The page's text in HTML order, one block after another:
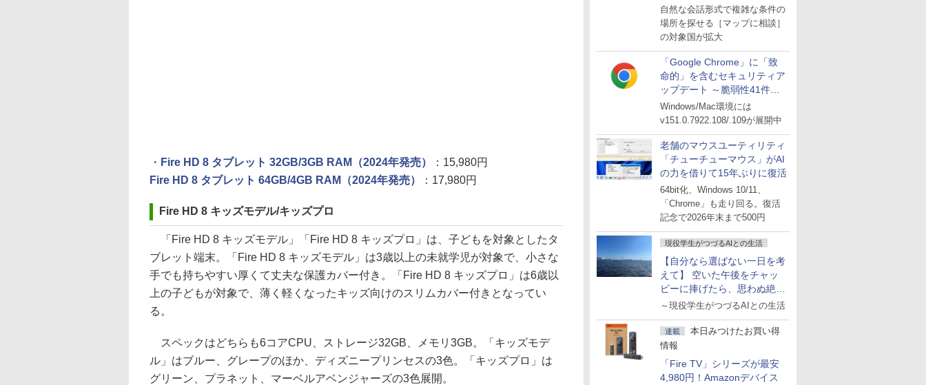
自然な会話形式で複雑な条件の
場所を探せる［マップに相談］
の対象国が拡大
「Google Chrome」に「致
命的」を含むセキュリティア
ップデート ～脆弱性41件に
対処
Windows/Mac環境には
v151.0.7922.108/.109が展開中
老舗のマウスユーティリティ
「チューチューマウス」がAI
の力を借りて15年ぶりに復活
64bit化、Windows 10/11、
「Chrome」も走り回る。復活
記念で2026年末まで500円
現役学生がつづるAIとの生活
【自分なら選ばない一日を考
えて】 空いた午後をチャッ
ピーに捧げたら、思わぬ絶景
に出会った話
～現役学生がつづるAIとの生活
連載
本日みつけたお買い得
情報
「Fire TV」シリーズが最安
4,980円！Amazonデバイス
・ Fire HD 8 タブレット 32GB/3GB RAM（2024年発売）
：15,980円
Fire HD 8 タブレット 64GB/4GB RAM（2024年発売）
：17,980円
Fire HD 8 キッズモデル/キッズプロ
「Fire HD 8 キッズモデル」「Fire HD 8 キッズプロ」は、子どもを対象としたタ
ブレット端末。「Fire HD 8 キッズモデル」は3歳以上の未就学児が対象で、小さな
手でも持ちやすい厚くて丈夫な保護カバー付き。「Fire HD 8 キッズプロ」は6歳以
上の子どもが対象で、薄く軽くなったキッズ向けのスリムカバー付きとなってい
る。
スペックはどちらも6コアCPU、ストレージ32GB、メモリ3GB。「キッズモデ
ル」はブルー、グレープのほか、ディズニープリンセスの3色。「キッズプロ」は
グリーン、プラネット、マーベルアベンジャーズの3色展開。